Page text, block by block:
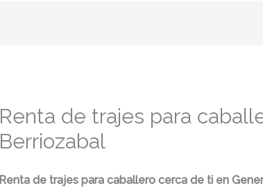
Renta de trajes para
Berriozabal
Renta de trajes para caballero cerca de ti en